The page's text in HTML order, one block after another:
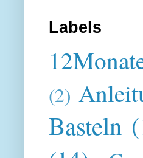
Labels
(2)
Basteln